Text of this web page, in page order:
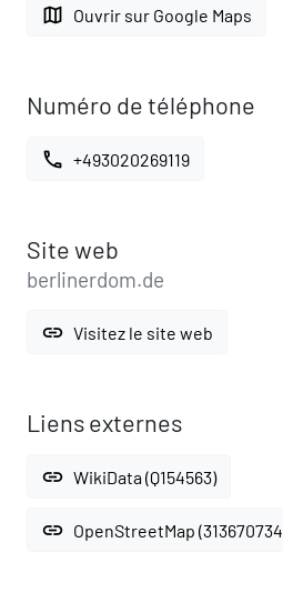
map Ouvrir sur Google Maps
Numéro de téléphone
call +493020269119
Site web
berlinerdom.de
link Visitez le site web
Liens externes
link WikiData (Q154563)
link OpenStreetMap